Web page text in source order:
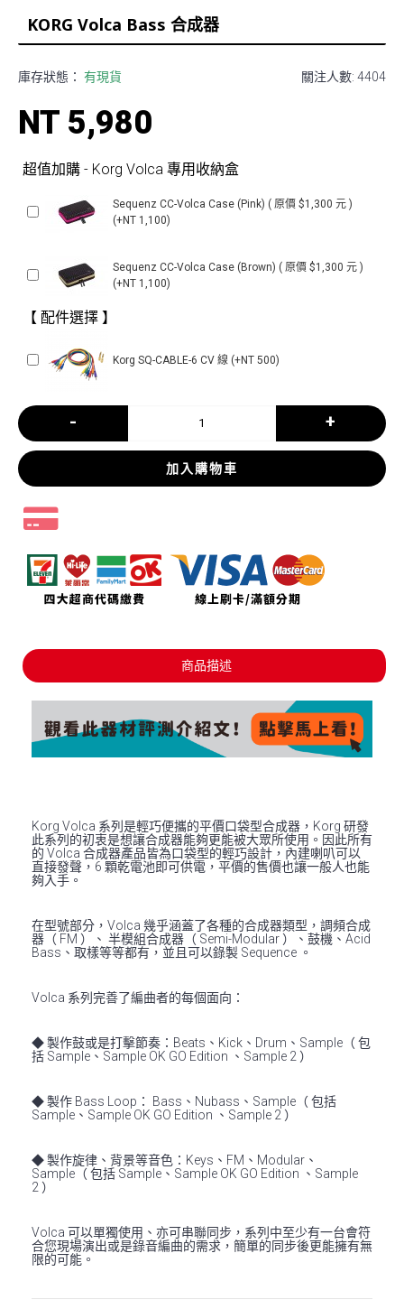
KORG Volca Bass 合成器
關注人數: 4404
庫存狀態： 有現貨
NT 5,980
超值加購 - Korg Volca 專用收納盒
Sequenz CC-Volca Case (Pink) ( 原價 $1,300 元 )
(+NT 1,100)
Sequenz CC-Volca Case (Brown) ( 原價 $1,300 元 )
(+NT 1,100)
【 配件選擇 】
Korg SQ-CABLE-6 CV 線 (+NT 500)
- +
加入購物車
商品描述
Korg Volca 系列是輕巧便攜的平價口袋型合成器，Korg 研發
此系列的初衷是想讓合成器能夠更能被大眾所使用。因此所有
的 Volca 合成器產品皆為口袋型的輕巧設計，內建喇叭可以
直接發聲，6 顆乾電池即可供電，平價的售價也讓一般人也能
夠入手。
在型號部分，Volca 幾乎涵蓋了各種的合成器類型，調頻合成
器（ FM ）、 半模組合成器（ Semi-Modular ）、鼓機、Acid
Bass、取樣等等都有，並且可以錄製 Sequence 。
Volca 系列完善了編曲者的每個面向：
◆ 製作鼓或是打擊節奏：Beats、Kick、Drum、Sample（ 包
括 Sample、Sample OK GO Edition 、Sample 2 ）
◆ 製作 Bass Loop： Bass、Nubass、Sample（ 包括
Sample、Sample OK GO Edition 、Sample 2 ）
◆ 製作旋律、背景等音色：Keys、FM、Modular、
Sample（ 包括 Sample、Sample OK GO Edition 、Sample
2 ）
Volca 可以單獨使用、亦可串聯同步，系列中至少有一台會符
合您現場演出或是錄音編曲的需求，簡單的同步後更能擁有無
限的可能。